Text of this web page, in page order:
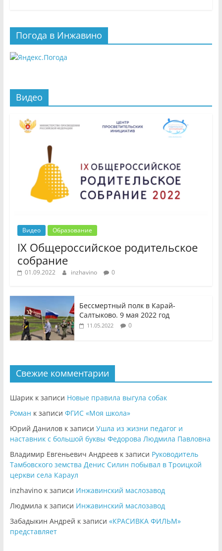
Погода в Инжавино
Видео
Видео Образование
IX Общероссийское родительское
собрание
01.09.2022 inzhavino 0
Бессмертный полк в Карай-
Салтыково. 9 мая 2022 год
11.05.2022 0
Свежие комментарии
Шарикк записи Новые правила выгула собак
Роман к записи ФГИС «Моя школа»
Юрий Даниловк записи Ушла из жизни педагог и
наставник с большой буквы Федорова Людмила Павловна
Владимир Евгеньевич Андреевк записи Руководитель
Тамбовского земства Денис Силин побывал в Троицкой
церкви села Караул
inzhavinoк записи Инжавинский маслозавод
Людмила к записи Инжавинский маслозавод
Забадыкин Андрей к записи «КРАСИВКА ФИЛЬМ»
представляет